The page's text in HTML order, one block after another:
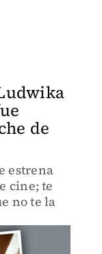
de
estrena
cine; te
no te la